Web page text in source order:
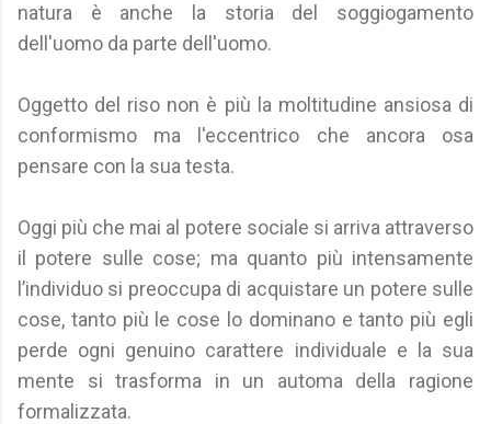
natura è anche la storia del soggiogamento
dell'uomo da parte dell'uomo.
Oggetto del riso non è più la moltitudine ansiosa di
conformismo ma l'eccentrico che ancora osa
pensare con la sua testa.
Oggi più che mai al potere sociale si arriva attraverso
il potere sulle cose; ma quanto più intensamente
l’individuo si preoccupa di acquistare un potere sulle
cose, tanto più le cose lo dominano e tanto più egli
perde ogni genuino carattere individuale e la sua
mente si trasforma in un automa della ragione
formalizzata.